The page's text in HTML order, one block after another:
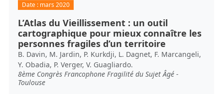
Date : mars 2020
L’Atlas du Vieillissement : un outil
cartographique pour mieux connaître les
personnes fragiles d’un territoire
B. Davin, M. Jardin, P. Kurkdji, L. Dagnet, F. Marcangeli,
Y. Obadia, P. Verger, V. Guagliardo.
8ème Congrès Francophone Fragilité du Sujet Âgé -
Toulouse